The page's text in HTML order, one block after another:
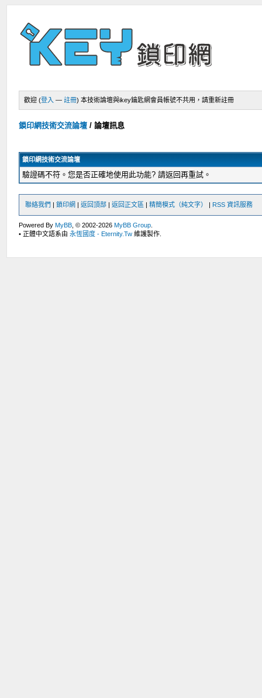
歡迎 (登入 —註冊) 本技術論壇與ikey鑰匙網會員帳號不共用，請重新註冊
鎖印網技術交流論壇 /論壇訊息
鎖印網技術交流論壇
驗證碼不符。您是否正確地使用此功能? 請返回再重試。
聯絡我們 |鎖印網 |返回頂部 |返回正文區 |精簡模式（純文字） | RSS 資訊服務
Powered ByMyBB , © 2002-2026MyBB Group
• 正體中文語系由永恆國度 - Eternity.Tw 維護製作.